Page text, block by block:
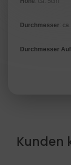
Durchmesser:
Durchmesser
Kunden